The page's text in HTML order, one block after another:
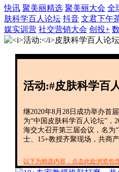
中
实
社媒
数
快讯 聚美丽精选 聚美丽大会 全
肤科学百人论坛 抖音 文君下午
媒实训营 社交营销大会 创投+
活动:#皮肤科学百
继2020年8月28日成功举办首
为“中国皮肤科学百人论坛”，
海交大召开第三届会议，名为
士、15+教授 齐聚现场，共商
以下为精选内容，点击此处浏览包